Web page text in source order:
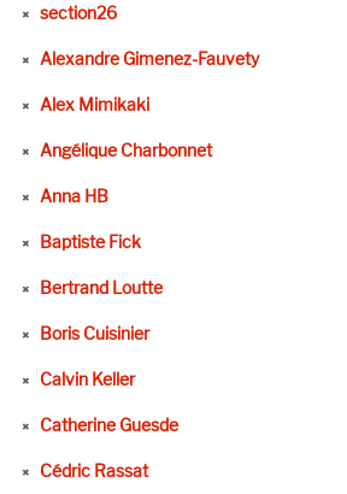
section26
Alexandre Gimenez-Fauvety
Alex Mimikaki
Angélique Charbonnet
Anna HB
Baptiste Fick
Bertrand Loutte
Boris Cuisinier
Calvin Keller
Catherine Guesde
Cédric Rassat